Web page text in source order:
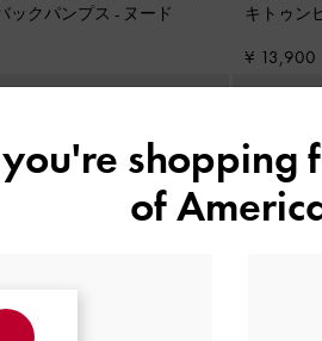
ックパンプス - ヌード
キトゥン
¥ 13,900
shopping
of